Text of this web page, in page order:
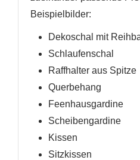
Beispielbilder:
Dekoschal mit
Schlaufenschal
Raffhalter aus Spitze
Querbehang
Feenhausgardine
Scheibengardine
Kissen
Sitzkissen